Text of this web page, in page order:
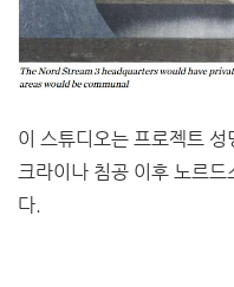
이 스튜디오는 프로젝트
크라이나 침공 이후 노르
다.